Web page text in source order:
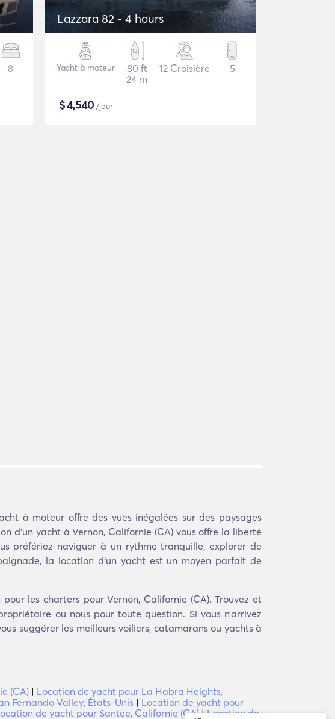
8
Lazzara 82 - 4 hours
Yacht à moteur
80 ft
24 m
12 Croisière 5
$4,540 /jour
à moteur offre des vues inégalées sur des paysages
d'un yacht à Vernon, Californie (CA) vous offre la liberté
préfériez naviguer à un rythme tranquille, explorer de
la location d'un yacht est un moyen parfait de
les charters pour Vernon, Californie (CA). Trouvez et
ou nous pour toute question. Si vous n’arrivez
suggérer les meilleurs voiliers, catamarans ou yachts à
(CA) | Location de yacht pour La Habra Heights,
Fernando Valley, États-Unis | Location de yacht pour
de yacht pour Santee, Californie (CA)|Location de